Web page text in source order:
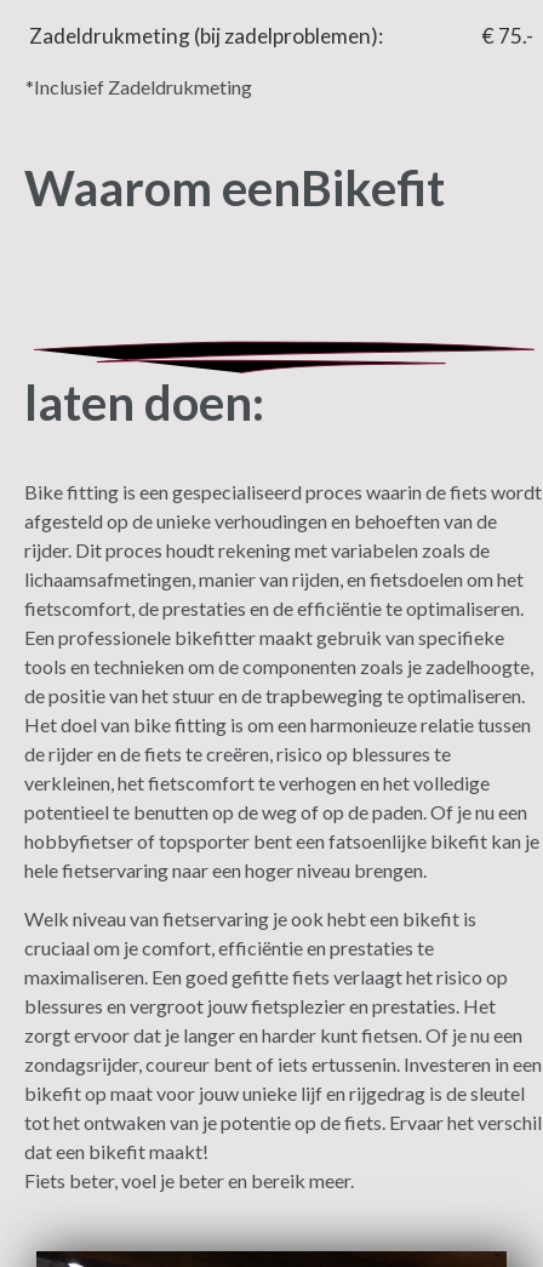
Zadeldrukmeting (bij zadelproblemen): € 75.-
*Inclusief Zadeldrukmeting
Waarom eenBikefit
laten doen:
Bike fitting is een gespecialiseerd proces waarin de fiets wordt
afgesteld op de unieke verhoudingen en behoeften van de
rijder. Dit proces houdt rekening met variabelen zoals de
lichaamsafmetingen, manier van rijden, en fietsdoelen om het
fietscomfort, de prestaties en de efficiëntie te optimaliseren.
Een professionele bikefitter maakt gebruik van specifieke
tools en technieken om de componenten zoals je zadelhoogte,
de positie van het stuur en de trapbeweging te optimaliseren.
Het doel van bike fitting is om een harmonieuze relatie tussen
de rijder en de fiets te creëren, risico op blessures te
verkleinen, het fietscomfort te verhogen en het volledige
potentieel te benutten op de weg of op de paden. Of je nu een
hobbyfietser of topsporter bent een fatsoenlijke bikefit kan je
hele fietservaring naar een hoger niveau brengen.
Welk niveau van fietservaring je ook hebt een bikefit is
cruciaal om je comfort, efficiëntie en prestaties te
maximaliseren. Een goed gefitte fiets verlaagt het risico op
blessures en vergroot jouw fietsplezier en prestaties. Het
zorgt ervoor dat je langer en harder kunt fietsen. Of je nu een
zondagsrijder, coureur bent of iets ertussenin. Investeren in een
bikefit op maat voor jouw unieke lijf en rijgedrag is de sleutel
tot het ontwaken van je potentie op de fiets. Ervaar het verschil
dat een bikefit maakt!
Fiets beter, voel je beter en bereik meer.